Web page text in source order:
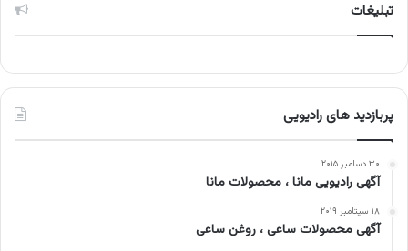
تبلیغات
پربازدید های رادیویی
۳۰ دسامبر ۲۰۱۵
آگهی رادیویی مانا ، محصولات مانا
۱۸ سپتامبر ۲۰۱۹
آگهی محصولات ساعی ، روغن ساعی